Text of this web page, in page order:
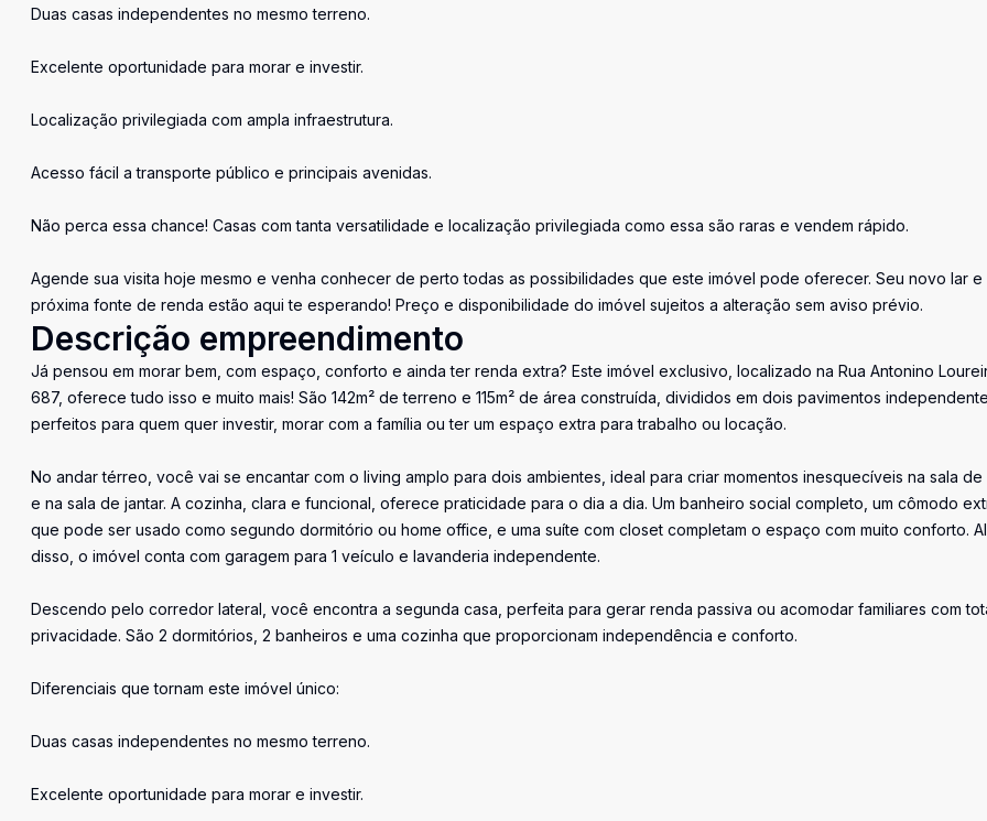
Duas casas independentes no mesmo terreno.
Excelente oportunidade para morar e investir.
Localização privilegiada com ampla infraestrutura.
Acesso fácil a transporte público e principais avenidas.
Não perca essa chance! Casas com tanta versatilidade e localização privilegiada como essa são raras e vendem rápido.
Agende sua visita hoje mesmo e venha conhecer de perto todas as possibilidades que este imóvel pode oferecer. Seu novo lar e
próxima fonte de renda estão aqui te esperando! Preço e disponibilidade do imóvel sujeitos a alteração sem aviso prévio.
Descrição empreendimento
Já pensou em morar bem, com espaço, conforto e ainda ter renda extra? Este imóvel exclusivo, localizado na Rua Antonino
687, oferece tudo isso e muito mais! São 142m² de terreno e 115m² de área construída, divididos em dois pavimentos
perfeitos para quem quer investir, morar com a família ou ter um espaço extra para trabalho ou locação.
No andar térreo, você vai se encantar com o living amplo para dois ambientes, ideal para criar momentos inesquecíveis na sala de
e na sala de jantar. A cozinha, clara e funcional, oferece praticidade para o dia a dia. Um banheiro social completo, um cômodo
que pode ser usado como segundo dormitório ou home office, e uma suíte com closet completam o espaço com muito conforto.
disso, o imóvel conta com garagem para 1 veículo e lavanderia independente.
Descendo pelo corredor lateral, você encontra a segunda casa, perfeita para gerar renda passiva ou acomodar familiares com
privacidade. São 2 dormitórios, 2 banheiros e uma cozinha que proporcionam independência e conforto.
Diferenciais que tornam este imóvel único:
Duas casas independentes no mesmo terreno.
Excelente oportunidade para morar e investir.